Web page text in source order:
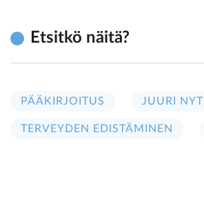
Etsitkö näitä?
PÄÄKIRJOITUS JUURI NYT
TERVEYDEN EDISTÄMINEN